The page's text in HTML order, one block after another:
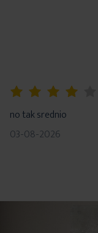
no tak srednio
03-08-2026